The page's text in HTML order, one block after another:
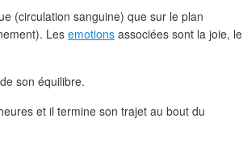
(circulation sanguine) que sur le plan
Les emotions associées sont la joie, le
son équilibre.
et il termine son trajet au bout du